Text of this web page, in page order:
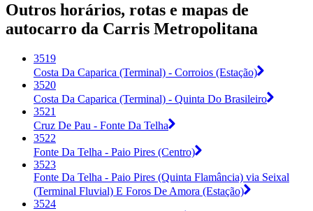
Outros horários, rotas e mapas de
autocarro da Carris Metropolitana
3519
Costa Da Caparica (Terminal) - Corroios (Estação)
3520
Costa Da Caparica (Terminal) - Quinta Do Brasileiro
3521
Cruz De Pau - Fonte Da Telha
3522
Fonte Da Telha - Paio Pires (Centro)
3523
Fonte Da Telha - Paio Pires (Quinta Flamância) via Seixal
(Terminal Fluvial) E Foros De Amora (Estação)
3524